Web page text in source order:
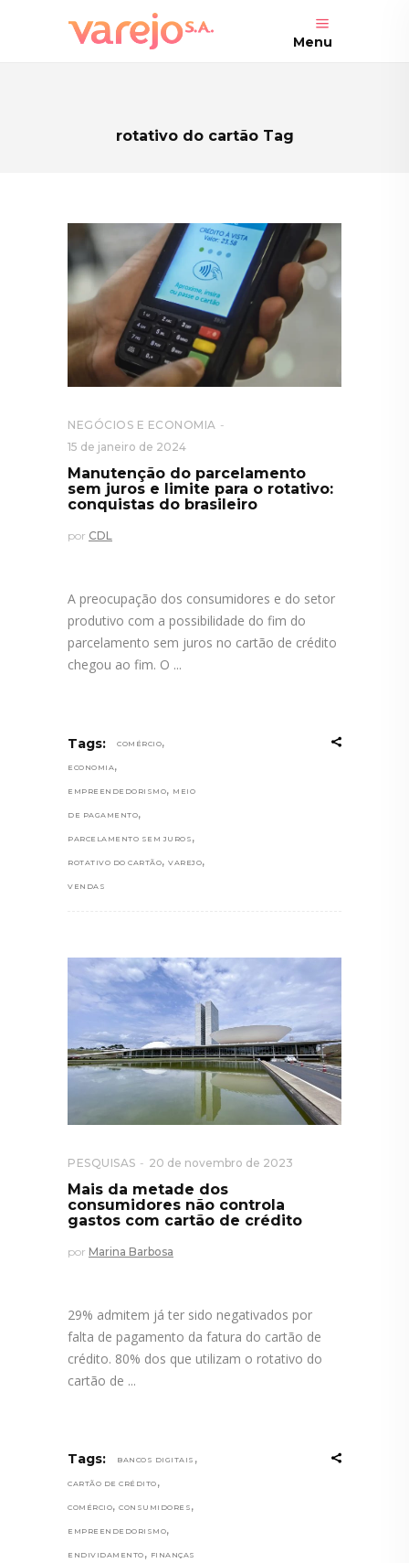
Menu
rotativo do cartão Tag
NEGÓCIOS E ECONOMIA
15 de janeiro de 2024
Manutenção do parcelamento
sem juros e limite para o rotativo:
conquistas do brasileiro
por CDL
A preocupação dos consumidores e do setor
produtivo com a possibilidade do fim do
parcelamento sem juros no cartão de crédito
chegou ao fim. O
Tags: COMÉRCIO,
ECONOMIA,
EMPREENDEDORISMO, MEIO
DE PAGAMENTO,
PARCELAMENTO SEM JUROS ,
ROTATIVO DO CARTÃO, VAREJO,
VENDAS
PESQUISAS 20 de novembro de 2023
Mais da metade dos
consumidores não controla
gastos com cartão de crédito
por Marina Barbosa
29% admitem já ter sido negativados por
falta de pagamento da fatura do cartão de
crédito. 80% dos que utilizam o rotativo do
cartão de
Tags: BANCOS DIGITAIS ,
CARTÃO DE CRÉDITO ,
COMÉRCIO, CONSUMIDORES ,
EMPREENDEDORISMO,
ENDIVIDAMENTO , FINANÇAS